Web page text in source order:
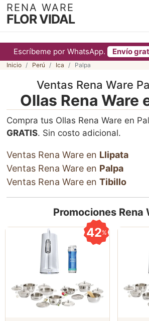
Escríbeme por WhatsApp. Envío
RENA WARE
FLOR VIDAL
Inicio Perú Ica Palpa
Ventas Rena Ware
Ollas Rena Ware
Compra tus Ollas Rena Ware en
GRATIS. Sin costo adicional.
Ventas Rena Ware en Llipata
Ventas Rena Ware en Palpa
Ventas Rena Ware en Tibillo
Promociones Rena
42%